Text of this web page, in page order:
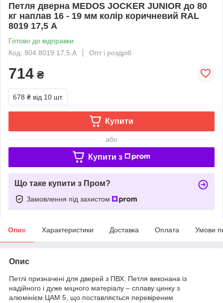
Петля дверна MEDOS JOCKER JUNIOR до 80
кг наплав 16 - 19 мм колір коричневий RAL
8019 17,5 А
Готово до відправки
Код: 904.8019.17,5.А
Опт і роздріб
714 ₴
678 ₴ від 10 шт.
Купити
або
Купити з
Що таке купити з Пром?
Замовлення під захистом
Опис Характеристики Доставка Оплата Умови
Опис
Петлі призначені для дверей з ПВХ. Петля виконана із
надійного і дуже міцного матеріалу – сплаву цинку з
алюмінієм ЦАМ 5, що поставляється перевіреним